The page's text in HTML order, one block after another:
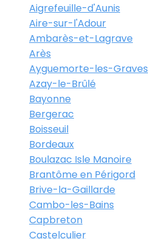
Aigrefeuille-d'Aunis
Aire-sur-l'Adour
Ambarès-et-Lagrave
Arès
Ayguemorte-les-Graves
Azay-le-Brûlé
Bayonne
Bergerac
Boisseuil
Bordeaux
Boulazac Isle Manoire
Brantôme en Périgord
Brive-la-Gaillarde
Cambo-les-Bains
Capbreton
Castelculier